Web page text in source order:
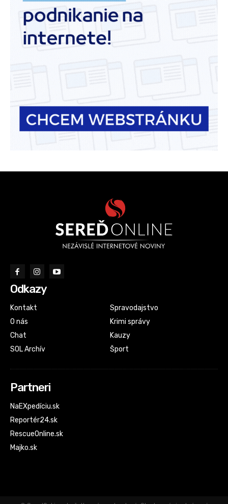
Odkazy
Kontakt
O nás
Chat
SOL Archív
Spravodajstvo
Krimi správy
Kauzy
Šport
Partneri
NaEXpedíciu.sk
Reportér24.sk
RescueOnline.sk
Majko.sk